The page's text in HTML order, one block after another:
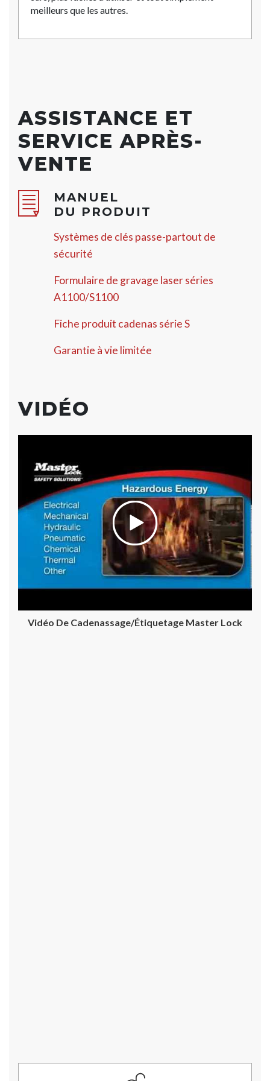
meilleurs que les autres.
ASSISTANCE ET
SERVICE APRÈS-
VENTE
MANUEL
DU PRODUIT
Systèmes de clés passe-partout de
sécurité
Formulaire de gravage laser séries
A1100/S1100
Fiche produit cadenas série S
Garantie à vie limitée
VIDÉO
Vidéo De Cadenassage/étiquetage Master Lock